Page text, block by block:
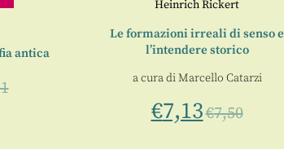
antica
Heinrich Rickert
Le formazioni irreali di senso e
l’intendere storico
a cura diMarcello Catarzi
€7,13€7,50